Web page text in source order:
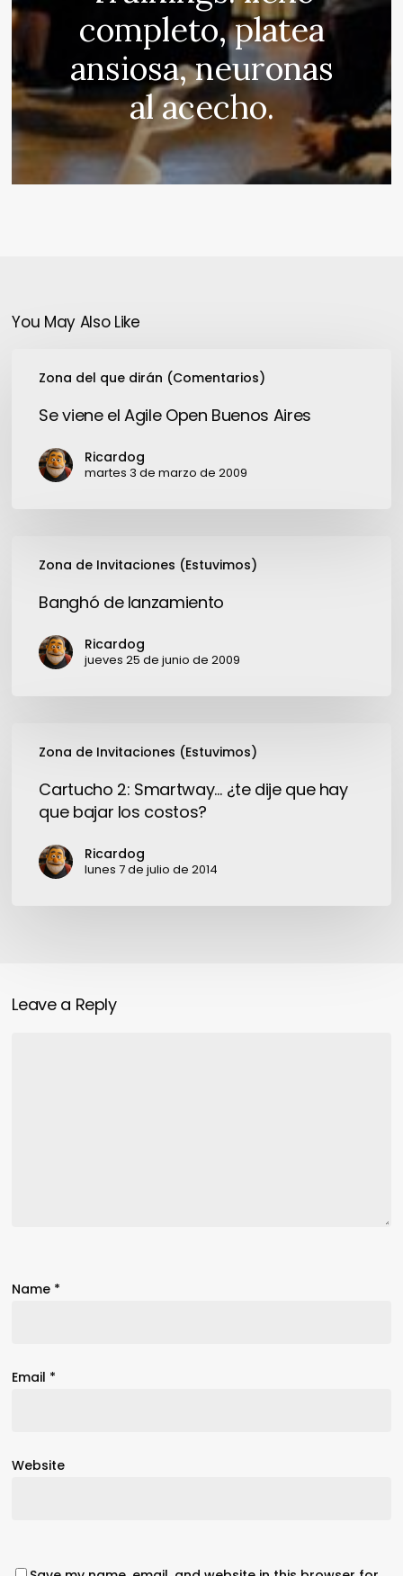
completo, platea
ansiosa, neuronas
al acecho.
You May Also Like
Zona del que dirán (Comentarios)
viene
Agile
Open
Buenos
Se viene el Agile Open Buenos Aires
Ricardog
martes 3 de marzo de 2009
Zona de Invitaciones (Estuvimos)
Banghó de lanzamiento
Ricardog
jueves 25 de junio de 2009
Zona de Invitaciones (Estuvimos)
Cartucho 2: Smartway… ¿te dije que hay
que bajar los costos?
Ricardog
lunes 7 de julio de 2014
Leave a Reply
Name *
Email *
Website